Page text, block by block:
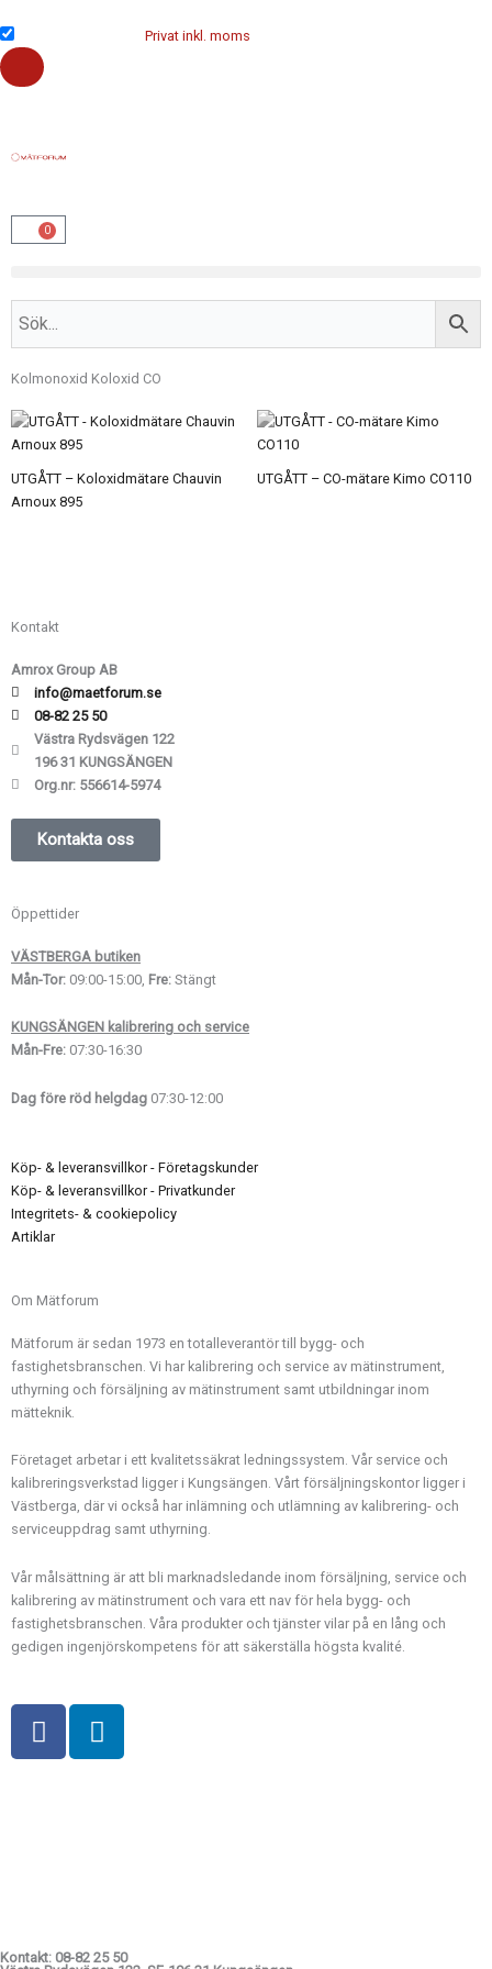
till
innehåll
Privat inkl. moms
0
Varukorg
Kolmonoxid Koloxid CO
UTGÅTT – Koloxidmätare Chauvin
Arnoux 895
UTGÅTT – CO-mätare Kimo CO110
Om Mätforum
Mätforum är sedan 1973 en totalleverantör till bygg- och
fastighetsbranschen. Vi har kalibrering och service av mätinstrument,
uthyrning och försäljning av mätinstrument samt utbildningar inom
mätteknik.
Företaget arbetar i ett kvalitetssäkrat ledningssystem. Vår service och
kalibreringsverkstad ligger i Kungsängen. Vårt försäljningskontor ligger i
Västberga, där vi också har inlämning och utlämning av kalibrering- och
serviceuppdrag samt uthyrning.
Vår målsättning är att bli marknadsledande inom försäljning, service och
kalibrering av mätinstrument och vara ett nav för hela bygg- och
fastighetsbranschen. Våra produkter och tjänster vilar på en lång och
gedigen ingenjörskompetens för att säkerställa högsta kvalité.
F
a
L
i
Öppettider
VÄSTBERGA butiken
Mån-Tor: 09:00-15:00, Fre: Stängt
KUNGSÄNGEN kalibrering och service
Mån-Fre: 07:30-16:30
Dag före röd helgdag 07:30-12:00
Köp- & leveransvillkor - Företagskunder
Köp- & leveransvillkor - Privatkunder
Integritets- & cookiepolicy
Artiklar
Kontakt
Amrox Group AB
info@maetforum.se
08-82 25 50
Västra Rydsvägen 122
196 31 KUNGSÄNGEN
Org.nr:556614-5974
Kontakta oss
Kontakt: 08-82 25 50